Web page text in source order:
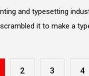
and typesetting
it to make a
2 3 4